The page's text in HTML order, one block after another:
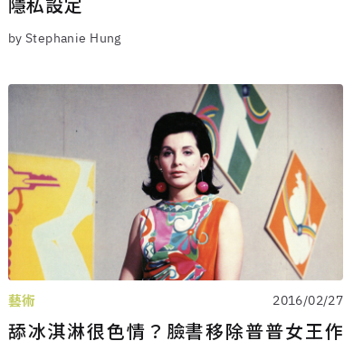
隱私設定
by Stephanie Hung
藝術 2016/02/27
舔冰淇淋很色情？臉書移除普普女王作